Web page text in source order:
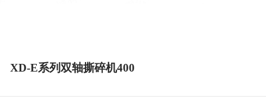
XD-E系列双轴撕碎机400